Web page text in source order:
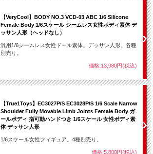
【VeryCool】BODY NO.3 VCD-03 ABC 1/6 Silicone
Female Body 1/6スケール シームレス女性ボディ素体 デ
ッサン人形（ヘッドなし）
汎用1/6シームレス女性ドール素体。デッサン人形。各種
別売り。
価格:13,980円(税込)
【True1Toys】EC3027P/S EC3028P/S 1/6 Scale Narrow
Shoulder Fully Movable Limb Joints Female Body ガ
ールボディ 指可動ハンドつき 1/6スケール 女性ボディ素
体 デッサン人形
1/6スケール女性フィギュア。4種別売り。
価格:5,800円(税込)